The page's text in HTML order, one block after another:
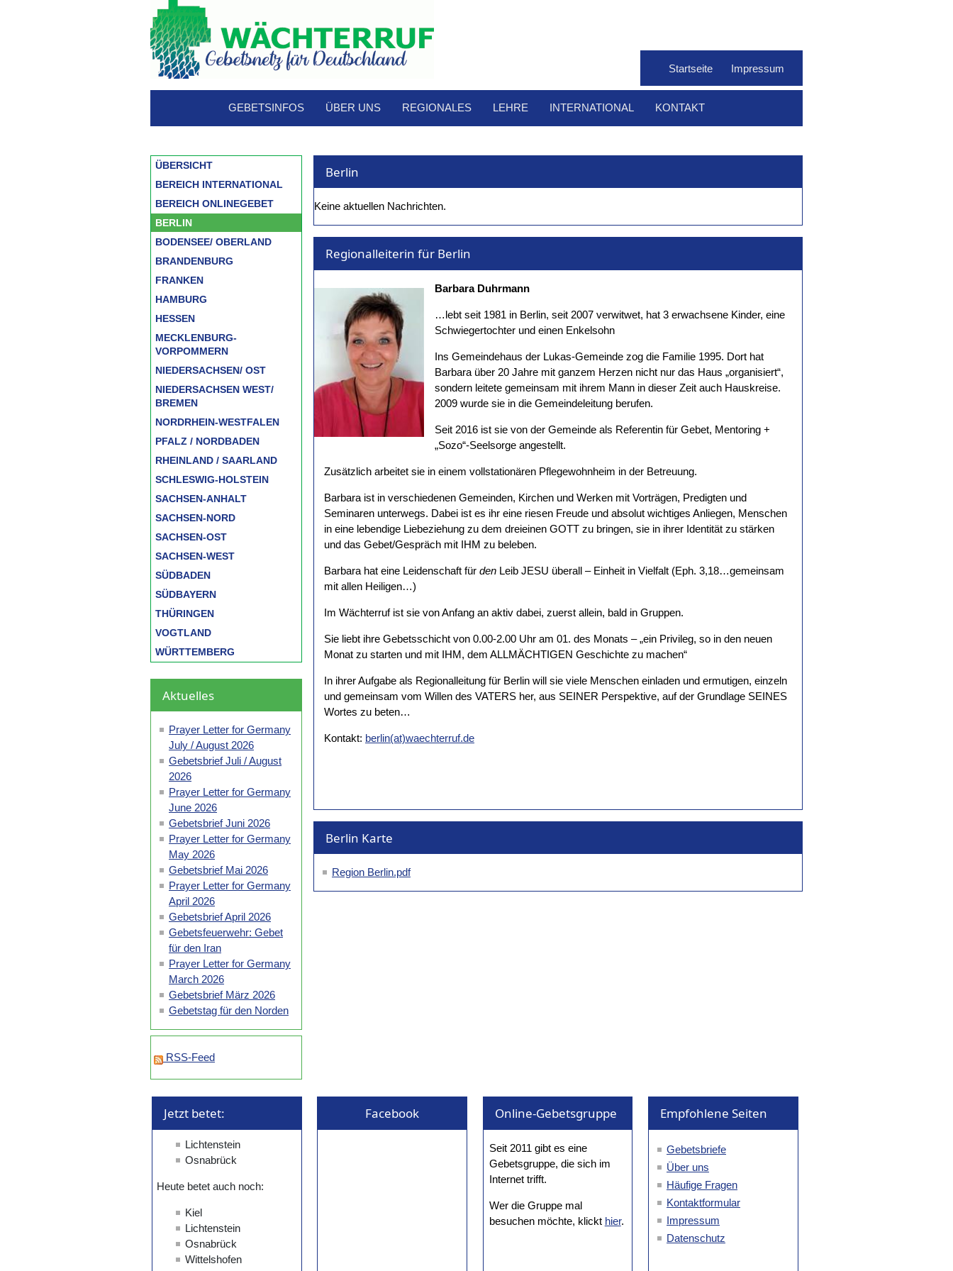
Startseite Impressum
GEBETSINFOS ÜBER UNS REGIONALES LEHRE INTERNATIONAL KONTAKT
ÜBERSICHT
BEREICH INTERNATIONAL
BEREICH ONLINEGEBET
BERLIN
BODENSEE/ OBERLAND
BRANDENBURG
FRANKEN
HAMBURG
HESSEN
MECKLENBURG-
VORPOMMERN
NIEDERSACHSEN/ OST
NIEDERSACHSEN WEST/
BREMEN
NORDRHEIN-WESTFALEN
PFALZ / NORDBADEN
RHEINLAND / SAARLAND
SCHLESWIG-HOLSTEIN
SACHSEN-ANHALT
SACHSEN-NORD
SACHSEN-OST
SACHSEN-WEST
SÜDBADEN
SÜDBAYERN
THÜRINGEN
VOGTLAND
WÜRTTEMBERG
Aktuelles
Prayer Letter for Germany
July / August 2026
Gebetsbrief Juli / August
2026
Prayer Letter for Germany
June 2026
Gebetsbrief Juni 2026
Prayer Letter for Germany
May 2026
Gebetsbrief Mai 2026
Prayer Letter for Germany
April 2026
Gebetsbrief April 2026
Gebetsfeuerwehr: Gebet
für den Iran
Prayer Letter for Germany
March 2026
Gebetsbrief März 2026
Gebetstag für den Norden
RSS-Feed
Berlin
Keine aktuellen Nachrichten.
Regionalleiterin für Berlin
Barbara Duhrmann
…lebt seit 1981 in Berlin, seit 2007 verwitwet, hat 3 erwachsene Kinder, eine
Schwiegertochter und einen Enkelsohn
Ins Gemeindehaus der Lukas-Gemeinde zog die Familie 1995. Dort hat
Barbara über 20 Jahre mit ganzem Herzen nicht nur das Haus „organisiert“,
sondern leitete gemeinsam mit ihrem Mann in dieser Zeit auch Hauskreise.
2009 wurde sie in die Gemeindeleitung berufen.
Seit 2016 ist sie von der Gemeinde als Referentin für Gebet, Mentoring +
„Sozo“-Seelsorge angestellt.
Zusätzlich arbeitet sie in einem vollstationären Pflegewohnheim in der Betreuung.
Barbara ist in verschiedenen Gemeinden, Kirchen und Werken mit Vorträgen, Predigten und
Seminaren unterwegs. Dabei ist es ihr eine riesen Freude und absolut wichtiges Anliegen, Menschen
in eine lebendige Liebeziehung zu dem dreieinen GOTT zu bringen, sie in ihrer Identität zu stärken
und das Gebet/Gespräch mit IHM zu beleben.
Barbara hat eine Leidenschaft für denLeib JESU überall – Einheit in Vielfalt (Eph. 3,18…gemeinsam
mit allen Heiligen…)
Im Wächterruf ist sie von Anfang an aktiv dabei, zuerst allein, bald in Gruppen.
Sie liebt ihre Gebetsschicht von 0.00-2.00 Uhr am 01. des Monats – „ein Privileg, so in den neuen
Monat zu starten und mit IHM, dem ALLMÄCHTIGEN Geschichte zu machen“
In ihrer Aufgabe als Regionalleitung für Berlin will sie viele Menschen einladen und ermutigen, einzeln
und gemeinsam vom Willen des VATERS her, aus SEINER Perspektive, auf der Grundlage SEINES
Wortes zu beten…
Kontakt: berlin(at)waechterruf.de
Berlin Karte
Region Berlin.pdf
Jetzt betet: Facebook Online-Gebetsgruppe
Seit 2011 gibt es eine
Gebetsgruppe, die sich im
Internet trifft.
Wer die Gruppe mal
besuchen möchte, klickt hier.
Empfohlene Seiten
Gebetsbriefe
Über uns
Häufige Fragen
Kontaktformular
Impressum
Datenschutz